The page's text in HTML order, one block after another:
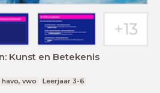
Kunst en Betekenis
havo, vwo Leerjaar 3-6